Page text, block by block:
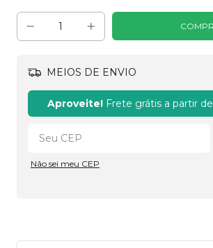
MEIOS DE ENVIO
Aproveite! Frete grátis a partir de
Não sei meu CEP